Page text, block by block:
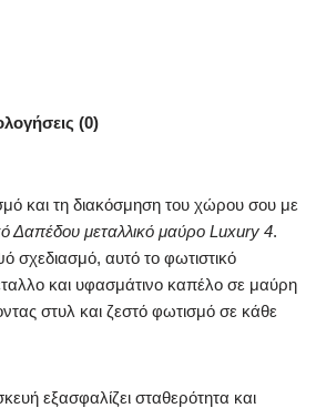
(0)
και τη διακόσμηση του χώρου σου με
Δαπέδου μεταλλικό μαύρο Luxury 4.
αυτό το φωτιστικό
και υφασμάτινο καπέλο σε μαύρη
στυλ και ζεστό φωτισμό σε κάθε
εξασφαλίζει σταθερότητα και